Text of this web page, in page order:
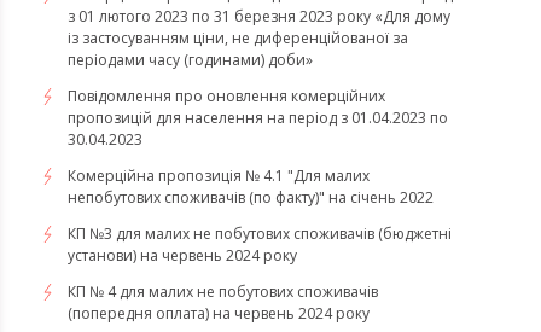
з 01 лютого 2023 по 31 березня 2023 року «Для дому
із застосуванням ціни, не диференційованої за
періодами часу (годинами) доби»
Повідомлення про оновлення комерційних
пропозицій для населення на період з 01.04.2023 по
30.04.2023
Комерційна пропозиція № 4.1 "Для малих
непобутових споживачів (по факту)" на січень 2022
КП №3 для малих не побутових споживачів (бюджетні
установи) на червень 2024 року
КП № 4 для малих не побутових споживачів
(попередня оплата) на червень 2024 року